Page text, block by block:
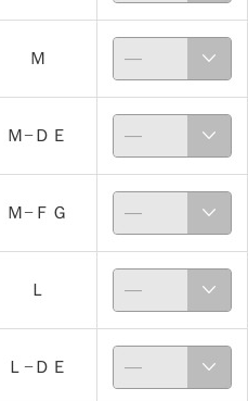
Ｍ
Ｍ−ＤＥ
Ｍ−ＦＧ
Ｌ
Ｌ−ＤＥ